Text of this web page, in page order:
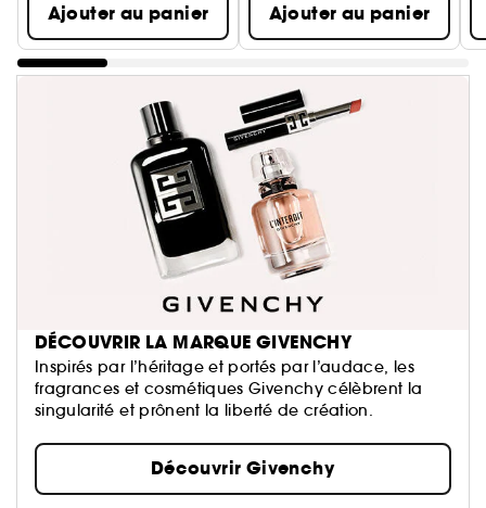
Ajouter au panier Ajouter au panier
DÉCOUVRIR LA MARQUE GIVENCHY
Inspirés par l’héritage et portés par l’audace, les
fragrances et cosmétiques Givenchy célèbrent la
singularité et prônent la liberté de création.
Découvrir Givenchy